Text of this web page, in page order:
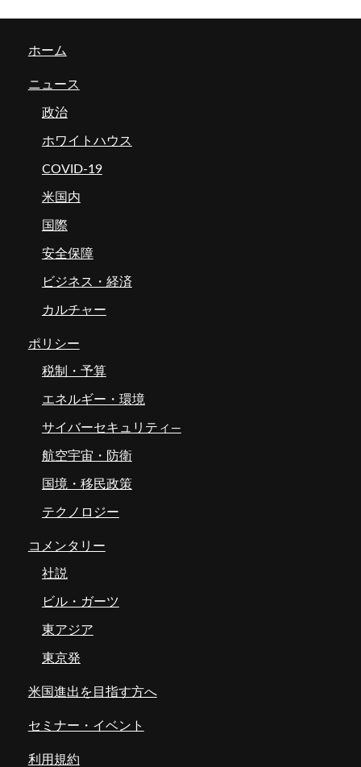
ホーム
ニュース
政治
ホワイトハウス
COVID-19
米国内
国際
安全保障
ビジネス・経済
カルチャー
ポリシー
税制・予算
エネルギー・環境
サイバーセキュリティ―
航空宇宙・防衛
国境・移民政策
テクノロジー
コメンタリー
社説
ビル・ガーツ
東アジア
東京発
米国進出を目指す方へ
セミナー・イベント
利用規約